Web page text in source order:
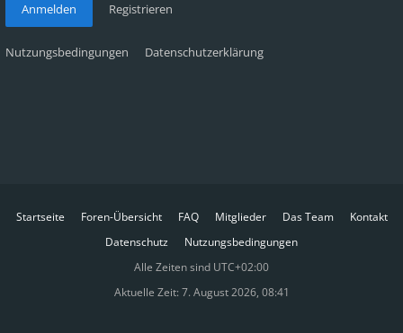
Anmelden Registrieren
Nutzungsbedingungen Datenschutzerklärung
Startseite Foren-Übersicht FAQ Mitglieder Das Team
Kontakt
Datenschutz
Nutzungsbedingungen
Alle Zeiten sind UTC+02:00
Aktuelle Zeit: 7. August 2026, 08:41